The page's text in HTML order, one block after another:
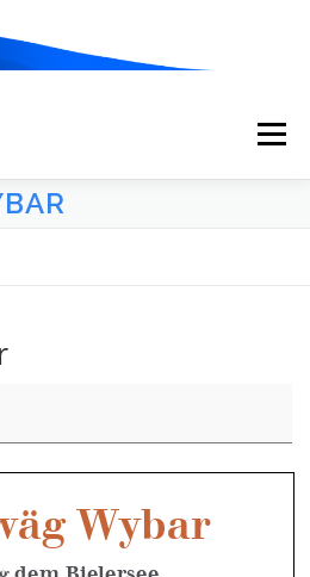
Menü